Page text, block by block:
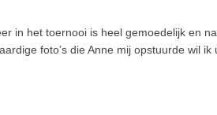
in het toernooi is heel gemoedelijk en
foto’s die Anne mij opstuurde wil ik